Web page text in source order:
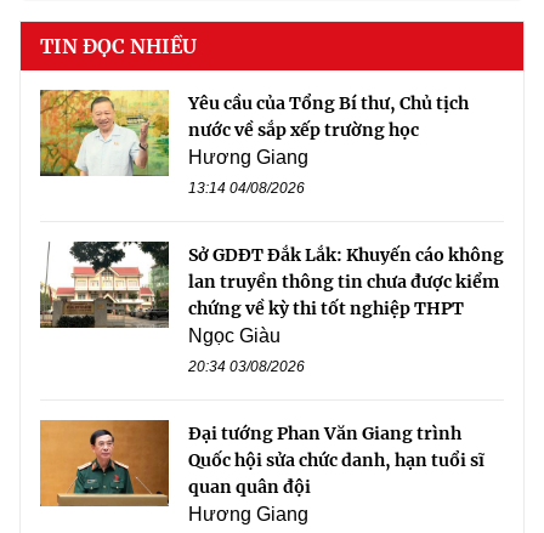
TIN ĐỌC NHIỀU
Yêu cầu của Tổng Bí thư, Chủ tịch
nước về sắp xếp trường học
Hương Giang
13:14 04/08/2026
Sở GDĐT Đắk Lắk: Khuyến cáo không
lan truyền thông tin chưa được kiểm
chứng về kỳ thi tốt nghiệp THPT
Ngọc Giàu
20:34 03/08/2026
Đại tướng Phan Văn Giang trình
Quốc hội sửa chức danh, hạn tuổi sĩ
quan quân đội
Hương Giang